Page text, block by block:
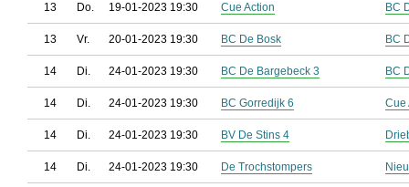
13 Do. 19-01-2023 19:30 Cue Action BC
13 Vr. 20-01-2023 19:30 BC De Bosk BC
14 Di. 24-01-2023 19:30 BC De Bargebeck 3 BC
14 Di. 24-01-2023 19:30 BC Gorredijk 6 Cue
14 Di. 24-01-2023 19:30 BV De Stins 4
14 Di. 24-01-2023 19:30 De Trochstompers